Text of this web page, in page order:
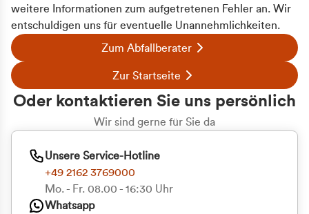
weitere Informationen zum aufgetretenen Fehler an. Wir
entschuldigen uns für eventuelle Unannehmlichkeiten.
Zum Abfallberater
Zur Startseite
Oder kontaktieren Sie uns persönlich
Wir sind gerne für Sie da
Unsere Service-Hotline
+49 2162 3769000
Mo. - Fr. 08.00 - 16:30 Uhr
Whatsapp